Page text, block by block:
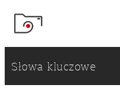
Słowa kluczowe